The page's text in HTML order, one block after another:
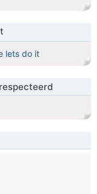
lets do it